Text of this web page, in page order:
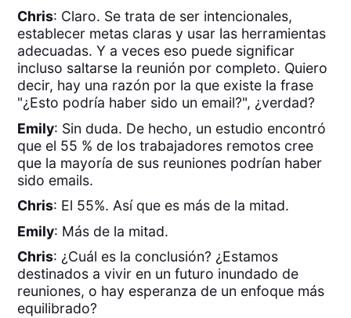
Chris: Claro. Se trata de ser intencionales,
establecer metas claras y usar las herramientas
adecuadas. Y a veces eso puede significar
incluso saltarse la reunión por completo. Quiero
decir, hay una razón por la que existe la frase
"¿Esto podría haber sido un email?", ¿verdad?
Emily: Sin duda. De hecho, un estudio encontró
que el 55 % de los trabajadores remotos cree
que la mayoría de sus reuniones podrían haber
sido emails.
Chris: El 55%. Así que es más de la mitad.
Emily: Más de la mitad.
Chris: ¿Cuál es la conclusión? ¿Estamos
destinados a vivir en un futuro inundado de
reuniones, o hay esperanza de un enfoque más
equilibrado?